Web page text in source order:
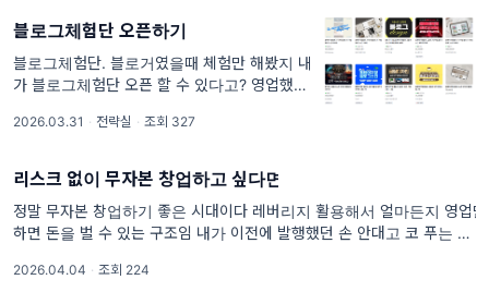
블로그체험단 오픈하기
블로그체험단. 블로거였을때 체험만 해봤지 내
가 블로그체험단 오픈 할 수 있다고? 영업했으
체험단은 꼭 레뷰, 강남맛집, 디너의여왕 이런
2026.03.31 · 전략실 · 조회 327
리스크 없이 무자본 창업하고 싶다면
정말 무자본 창업하기 좋은 시대이다 레버리지 활용해서 얼마든지 영업만
하면 돈을 벌 수 있는 구조임 내가 이전에 발행했던 손 안대고 코 푸는 방
2026.04.04 · 조회 224